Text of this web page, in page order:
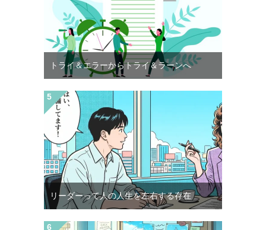
トライ＆エラーからトライ＆ラーンへ
リーダーって人の人生を左右する存在